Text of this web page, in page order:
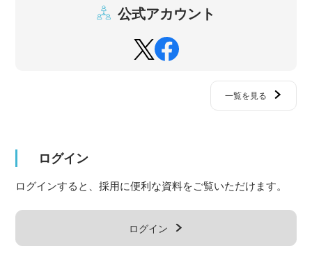
公式アカウント
一覧を見る
ログイン
ログインすると、採用に便利な資料をご覧いただけます。
ログイン